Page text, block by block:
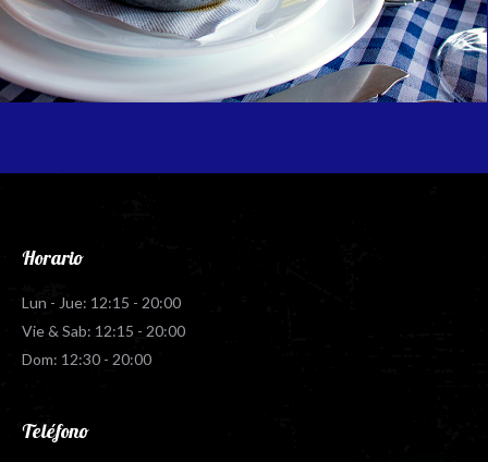
Horario
Lun - Jue: 12:15 - 20:00
Vie & Sab: 12:15 - 20:00
Dom: 12:30 - 20:00
Teléfono